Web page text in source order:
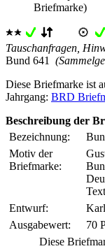
Briefmarke)
Tauschanfragen,
Bund 641
Diese Briefmarke ist
Jahrgang: BRD
Beschreibung der
Bezeichnung:
Motiv der
Briefmarke:
Entwurf:
Ausgabewert:
70
Diese